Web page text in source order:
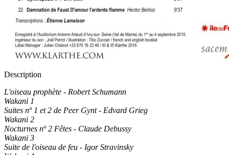
Description
L'oiseau prophète - Robert Schumann
Wakani 1
Suites nº 1 et 2 de Peer Gynt - Edvard Grieg
Wakani 2
Nocturnes nº 2 Fêtes - Claude Debussy
Wakani 3
Suite de l'oiseau de feu - Igor Stravinsky